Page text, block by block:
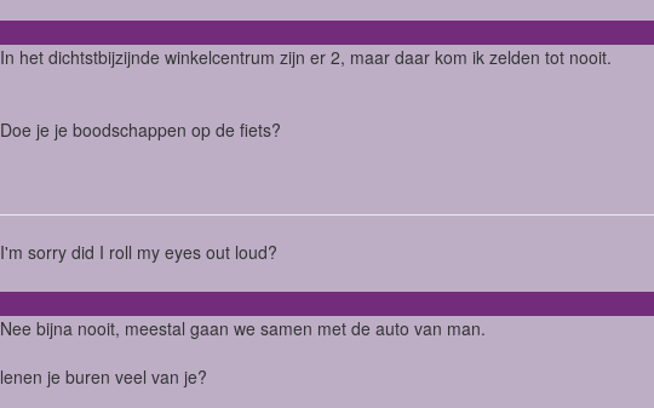
In het dichtstbijzijnde winkelcentrum zijn er 2, maar daar kom ik zelden tot nooit.
Doe je je boodschappen op de fiets?
I'm sorry did I roll my eyes out loud?
Nee bijna nooit, meestal gaan we samen met de auto van man.
lenen je buren veel van je?